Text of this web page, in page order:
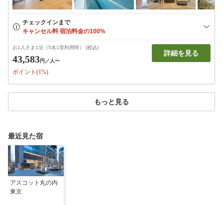
お1人さま1泊（5名1室利用時） (税込)
43,583円 ／人〜
ポイント(1%)
詳細を見る
もっと見る
最近見た宿
アスコット丸の内
東京